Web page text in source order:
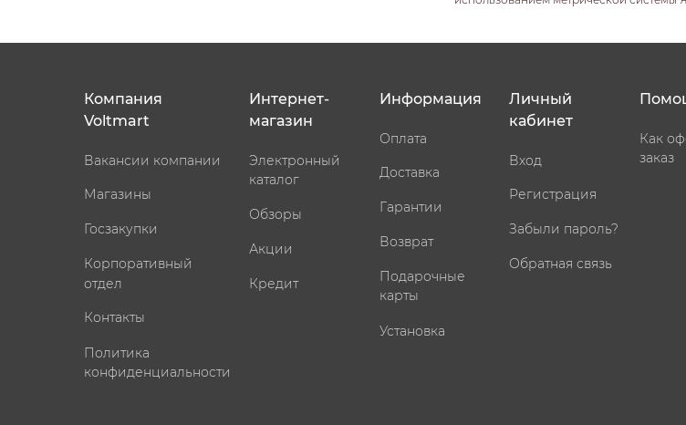
Компания
Voltmart
Вакансии компании
Магазины
Госзакупки
Корпоративный
отдел
Контакты
Политика
конфиденциальности
Интернет-
магазин
Электронный
каталог
Обзоры
Акции
Кредит
Информация
Оплата
Доставка
Гарантии
Возврат
Подарочные
карты
Установка
Личный
кабинет
Вход
Регистрация
Забыли пароль?
Обратная связь
Как
заказ